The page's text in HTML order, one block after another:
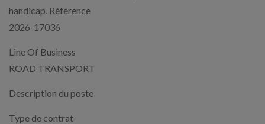
handicap. Référence
2026-17036
Line Of Business
ROAD TRANSPORT
Description du poste
Type de contrat